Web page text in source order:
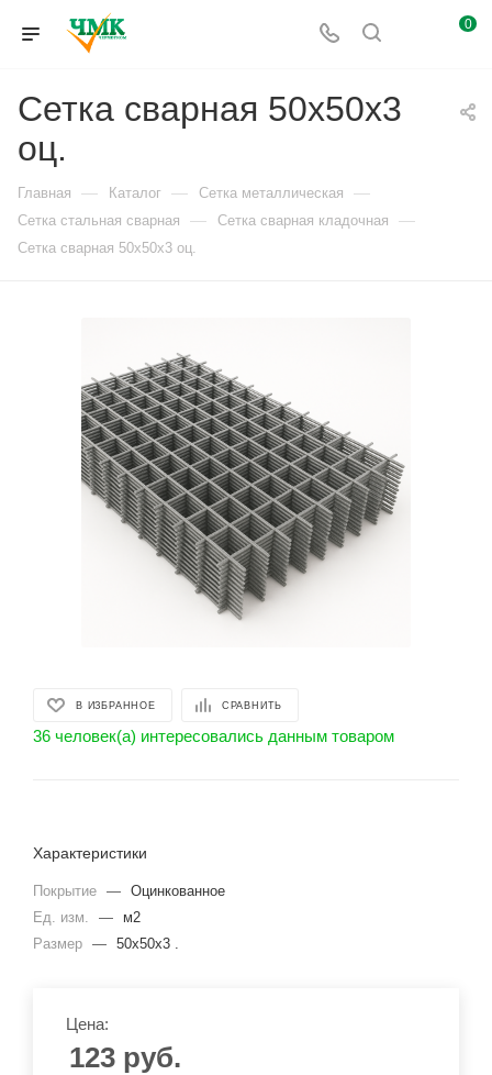
0
Сетка сварная 50х50х3
оц.
Главная — Каталог — Сетка металлическая —
Сетка стальная сварная — Сетка сварная кладочная —
Сетка сварная 50х50х3 оц.
В ИЗБРАННОЕ СРАВНИТЬ
36 человек(а) интересовались данным товаром
Характеристики
Покрытие — Оцинкованное
Ед. изм.
—
м2
Размер — 50х50х3 .
Цена:
123 руб.